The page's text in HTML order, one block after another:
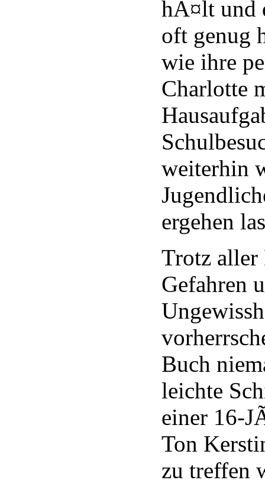
hÃ¤lt und
oft genug
wie ihre
Charlotte
weiterhin
ergehen
Trotz aller
Gefahren
Buch
leichte
einer 16-
Ton
zu treffen